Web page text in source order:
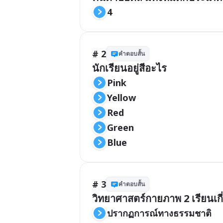
4
# 2 คำตอบสั้น
นักเรียนอยู่สีอะไร
Pink
Yellow
Red
Green
Blue
# 3 คำตอบสั้น
วิทยาศาสตร์กายภาพ 2 เรียนเ
ปรากฏการณ์ทางธรรมชาติ